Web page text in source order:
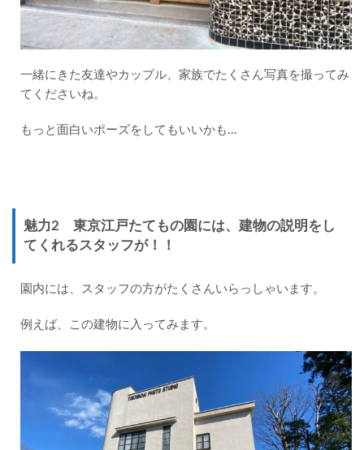
一緒にきた友達やカップル、家族でたくさん写真を撮ってみ
てくださいね。
もっと面白いポーズをしてもいいかも…
魅力2 東京江戸たてもの園には、 建物の説明をし
てくれるスタッフが！！
園内には、スタッフの方がたくさんいらっしゃいます。
例えば、この建物に入ってみます。